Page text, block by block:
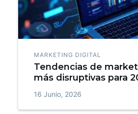
MARKETING DIGITAL
Tendencias de
más disruptivas para
16 Junio, 2026